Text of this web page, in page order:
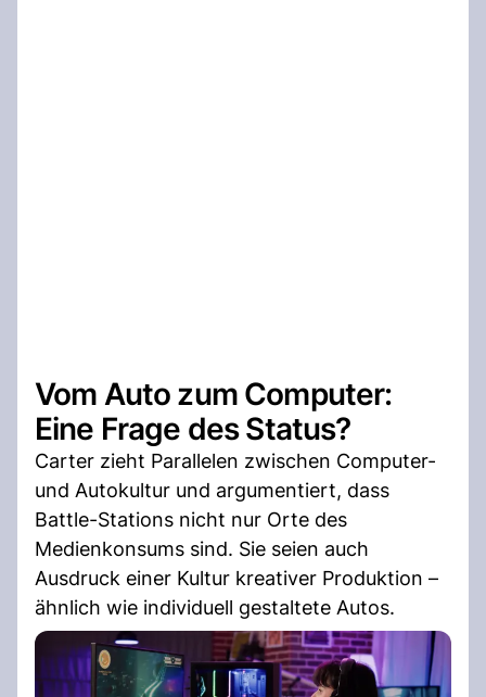
Vom Auto zum Computer:
Eine Frage des Status?
Carter zieht Parallelen zwischen Computer-
und Autokultur und argumentiert, dass
Battle-Stations nicht nur Orte des
Medienkonsums sind. Sie seien auch
Ausdruck einer Kultur kreativer Produktion –
ähnlich wie individuell gestaltete Autos.